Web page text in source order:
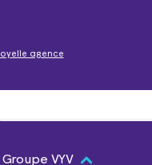
agence
VYV